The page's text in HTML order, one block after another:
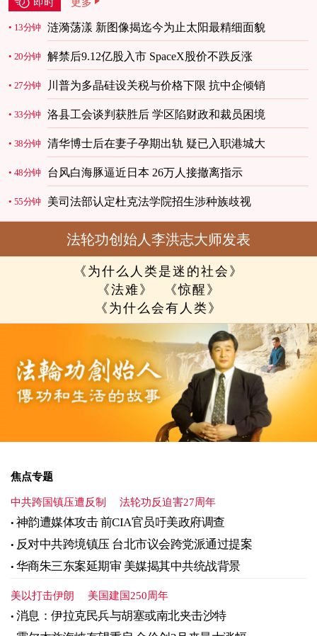
13分钟 涟漪荡漾 新图像揭迄今为止太阳最精细面貌
20分钟 解禁后9.12亿股入市 SpaceX股价不跌反涨
27分钟 川普为多晶硅设关税与价格下限 抗中企倾销
33分钟 洛县工会谈判获胜后 学区陷财政和裁员困境
38分钟 清华博士后在妻子孕期出轨 疑已入职港城大
48分钟 台风白海豚逼近日本 26万人接撤离指示
55分钟 美司法部认定杜克法学院招生涉种族歧视
法轮功创始人李洪志大师发表
《为什么人类是迷的社会》
《法难》
《惊醒》
《为什么会有人类》
焦点专题
中共跨国镇压遭反制 法轮功反迫害27周年
神韵遭媒体攻击 前CIA官员吁美政府调查
反对中共跨境镇压 台北市议会跨党派通过提案
华商朱三东案延期审 美媒揭其中共统战背景
美以打击伊朗 美国建国250周年
消息：伊拉克民兵与胡塞或南北夹击沙特